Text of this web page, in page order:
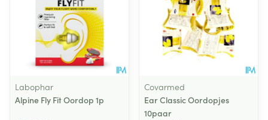
Labophar
Alpine Fly Fit Oordop 1p
Covarmed
Ear Classic Oordopjes
10paar